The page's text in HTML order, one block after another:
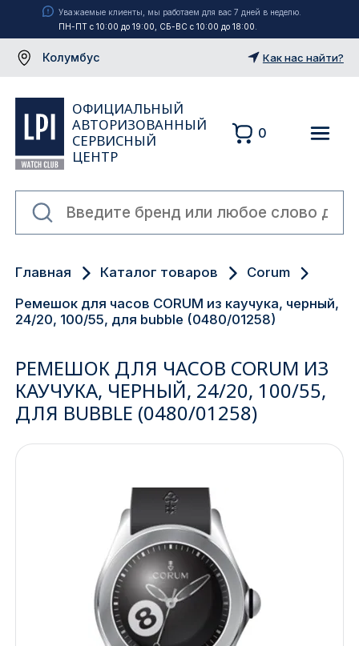
Уважаемые клиенты, мы работаем для вас 7 дней в неделю.
ПН-ПТ с 10:00 до 19:00, СБ-ВС с 10:00 до 18:00.
Колумбус
Екатеринбург
Санкт-Петербург
Ижевск
Владивосток
Волгоград
Кемерово
Как нас найти?
ОФИЦИАЛЬНЫЙ
АВТОРИЗОВАННЫЙ
СЕРВИСНЫЙ
ЦЕНТР
0
Главная Каталог товаров
Corum
Ремешок для часов CORUM из каучука, черный,
24/20, 100/55, для bubble (0480/01258)
РЕМЕШОК ДЛЯ ЧАСОВ CORUM ИЗ
КАУЧУКА, ЧЕРНЫЙ, 24/20, 100/55,
ДЛЯ BUBBLE (0480/01258)